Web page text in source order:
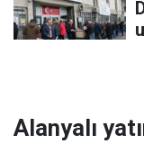
Alanyalı